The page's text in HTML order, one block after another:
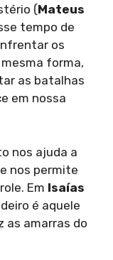
(Mateus
tempo de
os
forma,
as batalhas
em nossa
nos ajuda a
nos permite
Em Isaías
é aquele
as amarras do